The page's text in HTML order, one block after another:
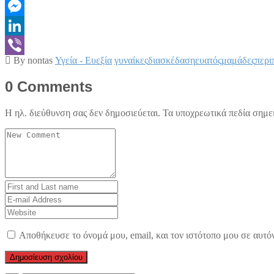
Twitter
Messenger
LinkedIn
ViberBy nontas Υγεία - Ευεξία γυναίκεςδιασκέδασηευατόςμαμάδες
0 Comments
Η ηλ. διεύθυνση σας δεν δημοσιεύεται. Τα υποχρεωτικά πεδία
Your
First
and
Last
name*
E-
mail
Address*
Website
Αποθήκευσε το όνομά μου, email, και τον ιστότοπο μου σε